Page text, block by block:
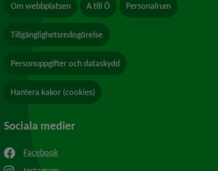
Om webbplatsen A till Ö Personalrum
Tillgänglighetsredogörelse
Personuppgifter och dataskydd
Hantera kakor (cookies)
Sociala medier
Facebook